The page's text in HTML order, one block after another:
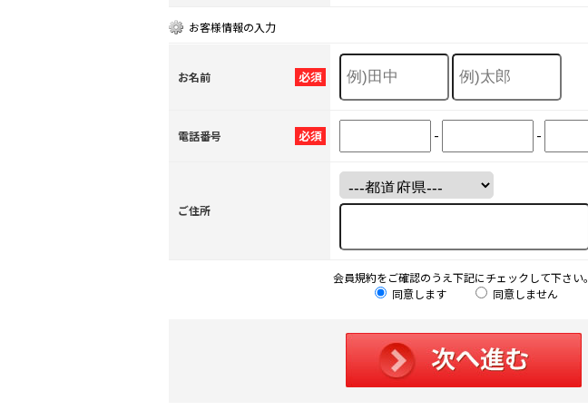
お客様情報の入力
必須
お名前
必須
電話番号 - -
ご住所
会員規約をご確認のうえ下記にチェックして下さい。
同意します
同意しません